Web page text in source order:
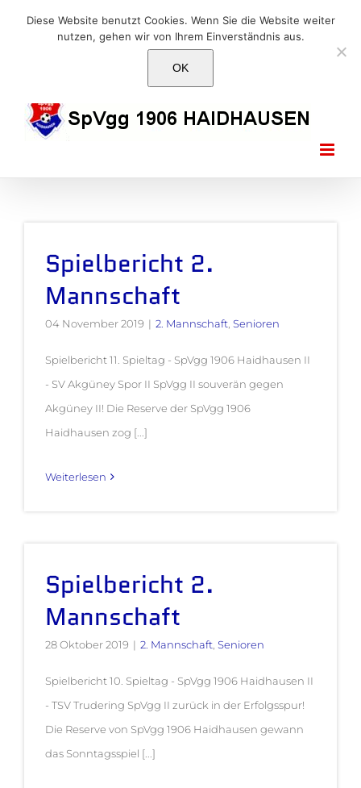
E-Mail: info@1906haidhausen.de
FacebookInstagram
E-
Spielbericht 2.
Mannschaft
04 November 2019 | 2. Mannschaft Senioren
Spielbericht 11. Spieltag - SpVgg 1906 Haidhausen II
- SV Akgüney Spor II SpVgg II souverän gegen
Akgüney II! Die Reserve der SpVgg 1906
Haidhausen zog [...]
Weiterlesen
Spielbericht 2.
Mannschaft
28 Oktober 2019 | 2. Mannschaft Senioren
Spielbericht 10. Spieltag - SpVgg 1906 Haidhausen II
- TSV Trudering SpVgg II zurück in der Erfolgsspur!
Die Reserve von SpVgg 1906 Haidhausen gewann
das Sonntagsspiel [...]
Diese Website benutzt Cookies. Wenn Sie die Website weiter
nutzen, gehen wir von Ihrem Einverständnis aus.
OK